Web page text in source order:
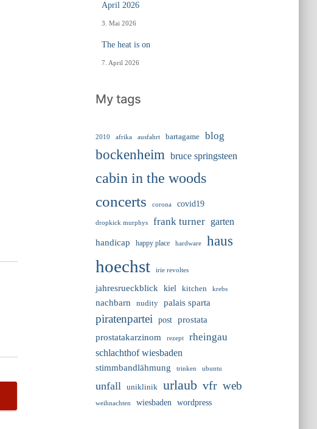
April 2026
3. Mai 2026
The heat is on
7. April 2026
My tags
2010 afrika ausfahrt bartagame blog
bockenheim bruce springsteen
cabin in the woods
concerts
corona covid19
dropkick murphys frank turner
garten
handicap
happy place hardware haus
hoechst irie revoltes
jahresrueckblick kiel kitchen krebs
nachbarn nudity palais sparta
piratenpartei post
prostata
prostatakarzinom
rezept rheingau
schlachthof wiesbaden
stimmbandlähmung trinken ubuntu
unfall uniklinik urlaub vfr web
weihnachten wiesbaden wordpress